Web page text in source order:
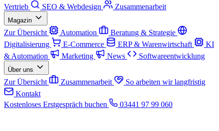
Vertrieb
SEO & Webdesign Zusammenarbeit
Magazin
Zur Übersicht Automation
Beratung & Strategie
Digitalisierung
E-Commerce ERP & Warenwirtschaft
KI
& Automation
Marketing News Softwareentwicklung
Über uns
Zur Übersicht Zusammenarbeit
So arbeiten wir langfristig
Kontakt
Kostenloses Erstgespräch buchen
03441 97 99 060